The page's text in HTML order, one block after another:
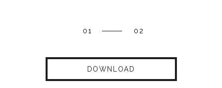
01 02
DOWNLOAD